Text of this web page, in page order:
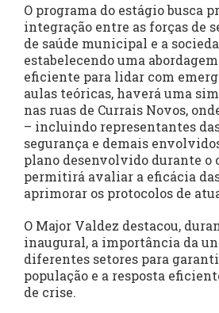
O programa do estágio busca
integração entre as forças de
de saúde municipal e a
estabelecendo uma
eficiente para lidar com
aulas teóricas, haverá uma
nas ruas de Currais Novos,
– incluindo representantes
segurança e demais
plano desenvolvido durante o
permitirá avaliar a eficácia
aprimorar os protocolos de
O Major Valdez destacou,
inaugural, a importância da
diferentes setores para
população e a resposta
de crise.